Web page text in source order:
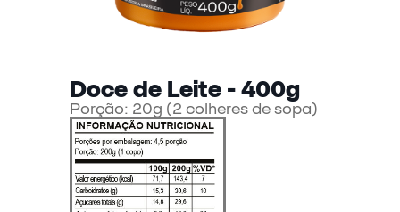
Doce de Leite - 400g
Porção: 20g (2 colheres de sopa)